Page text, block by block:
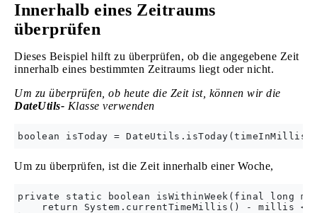
Innerhalb eines Zeitraums
überprüfen
Dieses Beispiel hilft zu überprüfen, ob die angegebene Zeit
innerhalb eines bestimmten Zeitraums liegt oder nicht.
Um zu überprüfen, ob heute die Zeit ist, können wir die
DateUtils- Klasse verwenden
Um zu überprüfen, ist die Zeit innerhalb einer Woche,
private static boolean isWithinWeek(final long
return System.currentTimeMillis() - millis